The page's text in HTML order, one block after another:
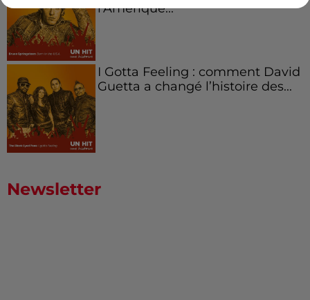
l’Amérique...
I Gotta Feeling : comment David
Guetta a changé l’histoire des...
Newsletter